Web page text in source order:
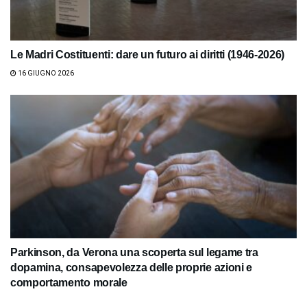
Le Madri Costituenti: dare un futuro ai diritti (1946-2026)
16 GIUGNO 2026
Parkinson, da Verona una scoperta sul legame tra
dopamina, consapevolezza delle proprie azioni e
comportamento morale